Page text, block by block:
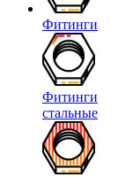
Фитинги
Фитинги
стальные